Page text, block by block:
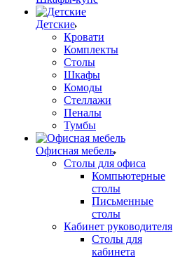
Детские
Кровати
Комплекты
Столы
Шкафы
Комоды
Стеллажи
Пеналы
Тумбы
Офисная мебель
Столы для офиса
Компьютерные
столы
Письменные
столы
Кабинет руководителя
Столы для
кабинета